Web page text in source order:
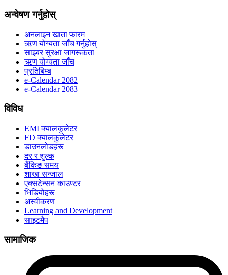
अन्वेषण गर्नुहोस्
अनलाइन खाता फारम
ऋण योग्यता जाँच गर्नुहोस्
साइबर सुरक्षा जागरूकता
ऋण योग्यता जाँच
प्रतिबिम्ब
e-Calendar 2082
e-Calendar 2083
विविध
EMI क्यालकुलेटर
FD क्यालकुलेटर
डाउनलोडहरू
दर र शुल्क
बैंकिङ समय
शाखा सन्जाल
एक्सटेन्सन काउण्टर
भिडियोहरू
अस्वीकरण
Learning and Development
साइटमैप
सामाजिक